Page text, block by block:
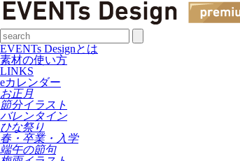
EVENTs Designとは
素材の使い方
LINKS
eカレンダー
お正月
節分イラスト
バレンタイン
ひな祭り
春・卒業・入学
端午の節句